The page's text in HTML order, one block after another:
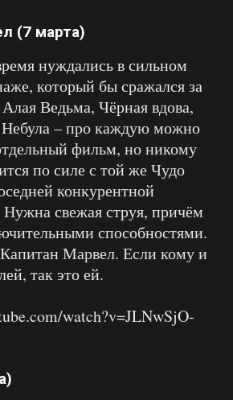
(7 марта)
нуждались в сильном
который бы сражался за
Ведьма, Чёрная вдова,
– про каждую можно
фильм, но никому
по силе с той же Чудо
конкурентной
свежая струя, причём
способностями.
Марвел. Если кому и
так это ей.
watch?v=JLNwSjO-